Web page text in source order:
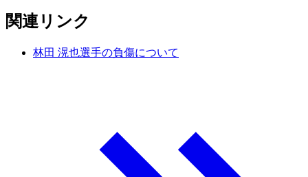
関連リンク
林田 滉也選手の負傷について